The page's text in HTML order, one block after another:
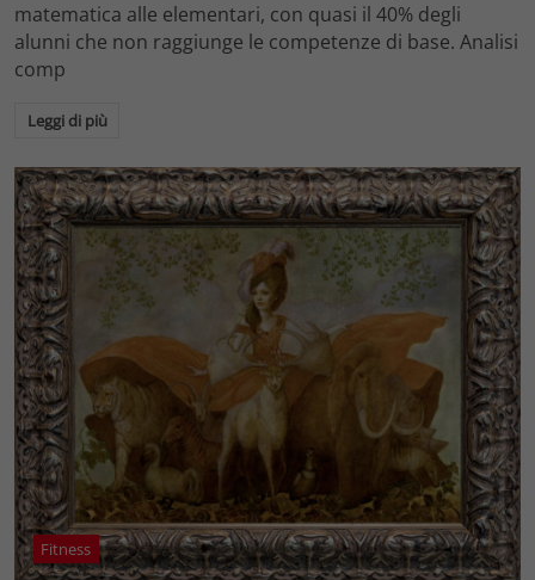
matematica alle elementari, con quasi il 40% degli
alunni che non raggiunge le competenze di base. Analisi
comp
Leggi di più
Fitness